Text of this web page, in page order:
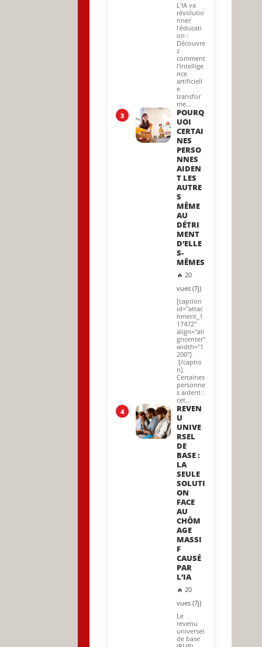
L'IA va
révolutio
nner
l'éducati
on :
Découvre
z
comment
l'intellige
nce
artificiell
e
transfor
me…
3
POURQ
UOI
CERTAI
NES
PERSO
NNES
AIDEN
T LES
AUTRE
S
MÊME
AU
DÉTRI
MENT
D’ELLE
S-
MÊMES
🔥 20
vues (7j)
[caption
id="attac
hment_1
17472"
align="ali
gncenter"
width="1
200"]
[/captio
n]
Certaines
personne
s aident :
cet…
4
REVEN
U
UNIVE
RSEL
DE
BASE :
LA
SEULE
SOLUTI
ON
FACE
AU
CHÔM
AGE
MASSI
F
CAUSÉ
PAR
L’IA
🔥 20
vues (7j)
Le
revenu
universel
de base